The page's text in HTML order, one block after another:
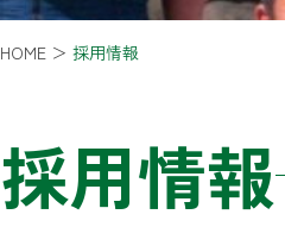
HOME ＞ 採用情報
採用情報